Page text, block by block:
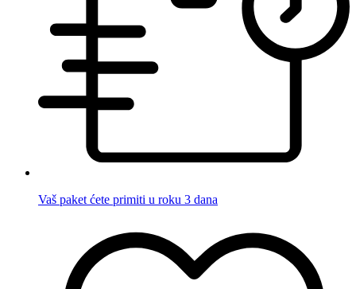
Vaš paket ćete primiti u roku 3 dana